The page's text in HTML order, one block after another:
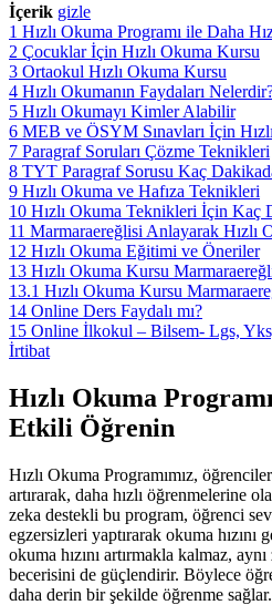
İçerik gizle
1 Hızlı Okuma Programı ile Daha
2 Çocuklar İçin Hızlı Okuma Kursu
3 Ortaokul Hızlı Okuma Kursu
4 Hızlı Okumanın Faydaları
5 Hızlı Okumayı Kimler Alabilir
6 MEB ve ÖSYM Sınavları İçin
7 Paragraf Soruları Çözme Teknikleri
8 TYT Paragraf Sorusu Kaç
9 Hızlı Okuma ve Hafıza Teknikleri
10 Hızlı Okuma Teknikleri İçin Kaç
11 Marmaraereğlisi Anlayarak Hızlı
12 Hızlı Okuma Eğitimi ve Öneriler
13 Hızlı Okuma Kursu
13.1 Hızlı Okuma Kursu
14 Online Ders Faydalı mı?
15 Online İlkokul – Bilsem- Lgs,
İrtibat
Hızlı Okuma
Etkili Öğrenin
Hızlı Okuma Programımız,
artırarak, daha hızlı öğrenmelerine
zeka destekli bu program, öğrenci
egzersizleri yaptırarak okuma
okuma hızını artırmakla kalmaz,
becerisini de güçlendirir. Böylece
daha derin bir şekilde öğrenme sağlar.